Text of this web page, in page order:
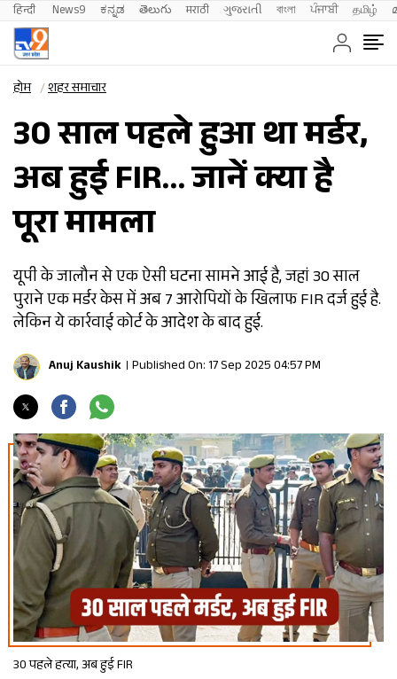
हिन्दी News9 ಕನ್ನಡ తెలుగు मराठी ગુજરાતી বাংলা ਪੰਜਾਬੀ தமிழ்
होम शहर समाचार
30 साल पहले हुआ था मर्डर,
अब हुई FIR… जानें क्या है
पूरा मामला
यूपी के जालौन से एक ऐसी घटना सामने आई है, जहां 30 साल
पुराने एक मर्डर केस में अब 7 आरोपियों के खिलाफ FIR दर्ज हुई है.
लेकिन ये कार्रवाई कोर्ट के आदेश के बाद हुई.
Anuj Kaushik Published On: 17 Sep 2025 04:57 PM
30 पहले हत्या, अब हुई FIR